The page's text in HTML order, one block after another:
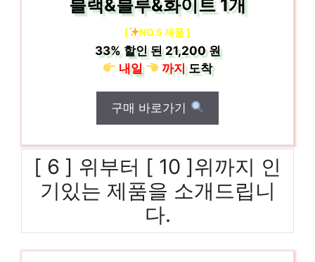
블랙&블루&화이트 1개
[ NO.5 제품 ]
33%할인 된21,200 원
내일
까지도착
구매 바로가기
[ 6 ] 위부터 [ 10 ]위까지 인
기있는 제품을 소개드립니
다.